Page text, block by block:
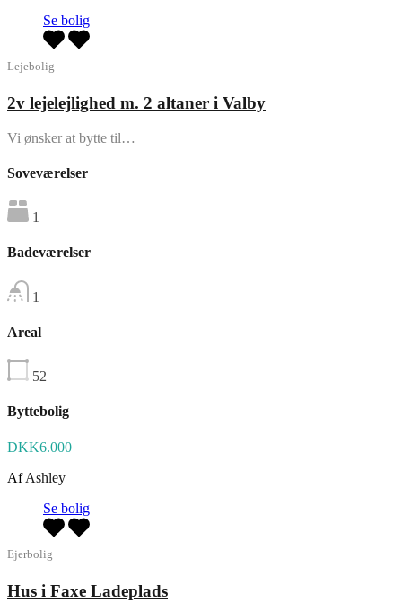
Se bolig
Lejebolig
2v lejelejlighed m. 2 altaner i Valby
Vi ønsker at bytte til…
Soveværelser
1
Badeværelser
1
Areal
52
Byttebolig
DKK6.000
AfAshley
Se bolig
Ejerbolig
Hus i Faxe Ladeplads